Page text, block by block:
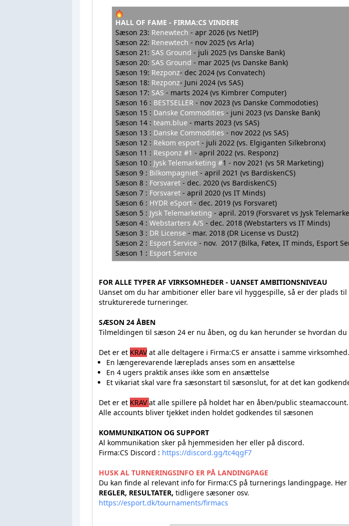
HALL OF FAME - FIRMA:CS VINDERE
Sæson 23: Renewtech - apr 2026 (vs NetIP)
Sæson 22: Renewtech - nov 2025 (vs Arla)
Sæson 21: SAS Ground - juli 2025 (vs Danske Bank)
Sæson 20: SAS Ground - mar 2025 (vs Danske Bank)
Sæson 19: Rezponz- dec 2024 (vs Convatech)
Sæson 18: Rezponz- Juni 2024 (vs SAS)
Sæson 17: SAS - marts 2024 (vs Kimbrer Computer)
Sæson 16 : BESTSELLER - nov 2023 (vs Danske Commodoties)
Sæson 15 : Danske Commodities - juni 2023 (vs Danske Bank)
Sæson 14 : team.blue - marts 2023 (vs SAS)
Sæson 13 : Danske Commodities - nov 2022 (vs SAS)
Sæson 12 : Rekom esport - juli 2022 (vs. Elgiganten Silkebronx)
Sæson 11 : Responz #1 - april 2022 (vs. Responz)
Sæson 10 : Jysk Telemarketing #1 - nov 2021 (vs 5R Marketing)
Sæson 9 : Bilkompagniet - april 2021 (vs BardiskenCS)
Sæson 8 : Forsvaret- dec. 2020 (vs BardiskenCS)
Sæson 7 : Forsvaret - april 2020 (vs IT Minds)
Sæson 6 : HYDR eSport - dec. 2019 (vs Forsvaret)
Sæson 5 : Jysk Telemarketing - april. 2019 (Forsvaret vs Jysk
Sæson 4 : Webstarters A/S - dec. 2018 (Webstarters vs IT Minds)
Sæson 3 : DR License - mar. 2018 (DR License vs Dust2)
Sæson 2 : Esport Service - nov. 2017 (Bilka, Føtex, IT minds, Esport
Sæson 1 : Esport Service
FOR ALLE TYPER AF VIRKSOMHEDER - UANSET AMBITIONSNIVEAU
Uanset om du har ambitioner eller bare vil hyggespille, så er der plads
strukturerede turneringer.
SÆSON 24 ÅBEN
Tilmeldingen til sæson 24 er nu åben, og du kan herunder se hvordan du
Det er et KRAVat alle deltagere i Firma:CS er ansatte i samme virksomhed.
En længerevarende læreplads anses som en ansættelse
En 4 ugers praktik anses ikke som en ansættelse
Et vikariat skal vare fra sæsonstart til sæsonslut, for at det kan
Det er et KRAVat alle spillere på holdet har en åben/public steamaccount.
Alle accounts bliver tjekket inden holdet godkendes til sæsonen
KOMMUNIKATION OG SUPPORT
Al kommunikation sker på hjemmesiden her eller på discord.
Firma:CS Discord : https://discord.gg/tc4qgF7
HUSK AL TURNERINGSINFO ER PÅ LANDINGPAGE
Du kan finde al relevant info for Firma:CS på turnerings landingpage.
REGLER, RESULTATER, tidligere sæsoner osv.
https://esport.dk/tournaments/firmacs